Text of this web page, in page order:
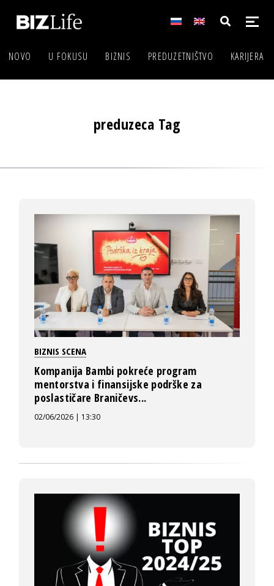
NOVO U FOKUSU BIZNIS PREDUZETNIŠTVO KARIJERA
preduzeca Tag
BIZNIS SCENA
Kompanija Bambi pokreće program
mentorstva i finansijske podrške za
poslastičare Braničevs...
02/06/2026 | 13:30